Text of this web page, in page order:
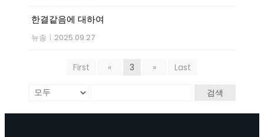
한결같음에 대하여
뉴송 | 2025.09.27
First « 3 » Last
검색